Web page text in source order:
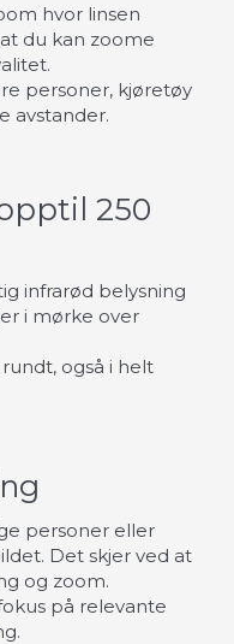
hvor linsen
du kan zoome
personer, kjøretøy
avstander.
250
infrarød belysning
i mørke over
også i helt
personer eller
Det skjer ved at
og zoom.
på relevante